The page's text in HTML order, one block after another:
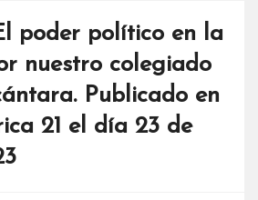
poder político en la
nuestro colegiado
Publicado en
21 el día 23 de